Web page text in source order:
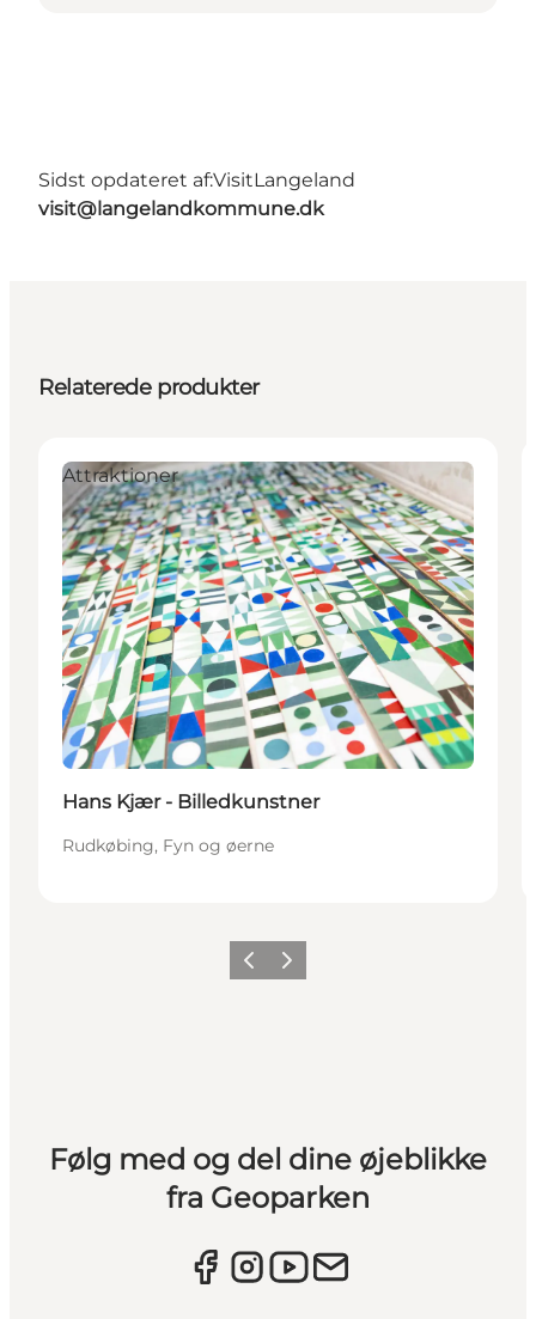
Sidst opdateret af:VisitLangeland
visit@langelandkommune.dk
Relaterede produkter
Attraktioner
Hans Kjær - Billedkunstner
Rudkøbing, Fyn og øerne
ForrigeNæste
Følg med og del dine øjeblikke
fra Geoparken